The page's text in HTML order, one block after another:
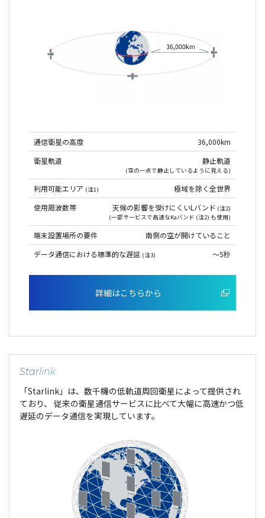
通信衛星の高度
36,000km
衛星軌道
静止軌道
(空の一点で静止しているように見える)
利用可能エリア (注1)
極域を除く全世界
使用周波数帯
天候の影響を受けにくいLバンド (注2)
(一部サービスで高速なKaバンド (注2) も使用)
端末設置場所の要件
南側の空が開けていること
データ通信における標準的な遅延 (注3) ～5秒
詳細はこちらから
Starlink
「Starlink」は、数千機の低軌道周回衛星によって提供され
ており、 従来の衛星通信サービスに比べて大幅に高速かつ低
遅延のデータ通信を実現しています。